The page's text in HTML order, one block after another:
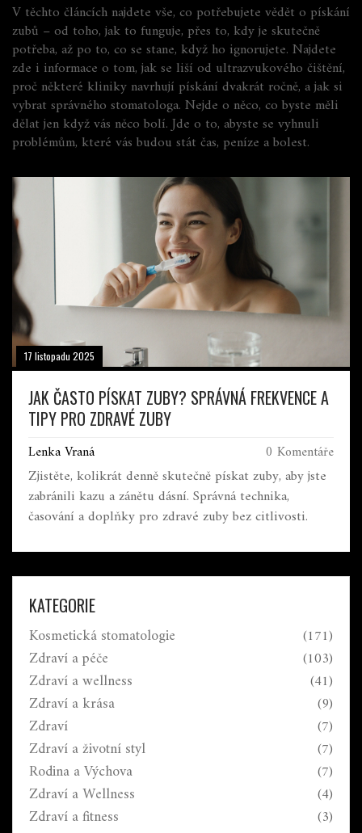
V těchto článcích najdete vše, co potřebujete vědět o pískání
zubů – od toho, jak to funguje, přes to, kdy je skutečně
potřeba, až po to, co se stane, když ho ignorujete. Najdete
zde i informace o tom, jak se liší od ultrazvukového čištění,
proč některé kliniky navrhují pískání dvakrát ročně, a jak si
vybrat správného stomatologa. Nejde o něco, co byste měli
dělat jen když vás něco bolí. Jde o to, abyste se vyhnuli
problémům, které vás budou stát čas, peníze a bolest.
17 listopadu 2025
JAK ČASTO PÍSKAT ZUBY? SPRÁVNÁ FREKVENCE A
TIPY PRO ZDRAVÉ ZUBY
Lenka Vraná 0 Komentáře
Zjistěte, kolikrát denně skutečně pískat zuby, aby jste
zabránili kazu a zánětu dásní. Správná technika,
časování a doplňky pro zdravé zuby bez citlivosti.
KATEGORIE
Kosmetická stomatologie (171)
Zdraví a péče (103)
Zdraví a wellness (41)
Zdraví a krása (9)
Zdraví (7)
Zdraví a životní styl (7)
Rodina a Výchova (7)
Zdraví a Wellness (4)
Zdraví a fitness (3)